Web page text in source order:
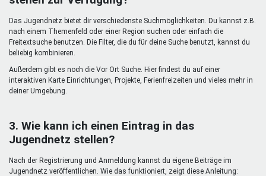
Das Jugendnetz bietet dir verschiedenste Suchmöglichkeiten. Du kannst z.B.
nach einem Themenfeld oder einer Region suchen oder einfach die
Freitextsuche benutzen. Die Filter, die du für deine Suche benutzt, kannst du
beliebig kombinieren.
Außerdem gibt es noch die Vor Ort Suche. Hier findest du auf einer
interaktiven Karte Einrichtungen, Projekte, Ferienfreizeiten und vieles mehr in
deiner Umgebung.
3. Wie kann ich einen Eintrag in das
Jugendnetz stellen?
Nach der Registrierung und Anmeldung kannst du eigene Beiträge im
Jugendnetz veröffentlichen. Wie das funktioniert, zeigt diese Anleitung: